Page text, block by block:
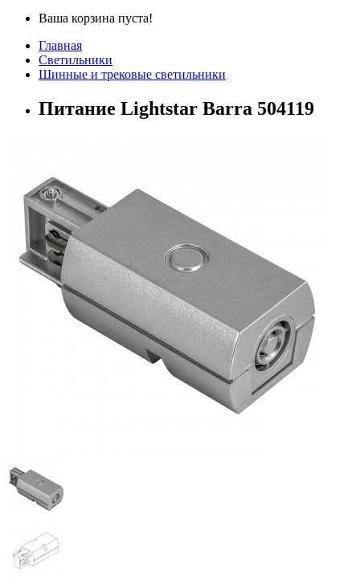
Ваша корзина пуста!
Главная
Светильники
Шинные и трековые светильники
Питание Lightstar Barra 504119